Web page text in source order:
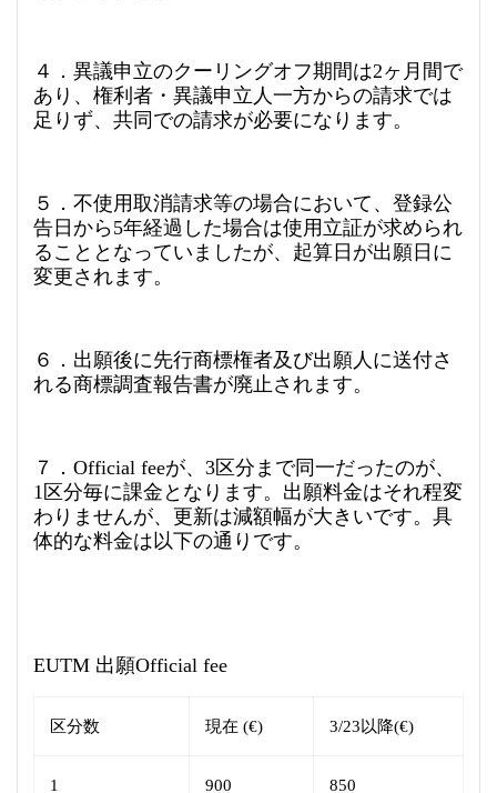
４．異議申立のクーリングオフ期間は2ヶ月間で
あり、権利者・異議申立人一方からの請求では
足りず、共同での請求が必要になります。
５．不使用取消請求等の場合において、登録公
告日から5年経過した場合は使用立証が求められ
ることとなっていましたが、起算日が出願日に
変更されます。
６．出願後に先行商標権者及び出願人に送付さ
れる商標調査報告書が廃止されます。
７．Official feeが、3区分まで同一だったのが、
1区分毎に課金となります。出願料金はそれ程変
わりませんが、更新は減額幅が大きいです。具
体的な料金は以下の通りです。
EUTM 出願Official fee
区分数 現在 (€) 3/23以降(€)
1 900 850